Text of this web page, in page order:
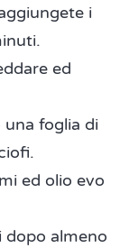
i
ed
foglia di
ed olio evo
dopo almeno